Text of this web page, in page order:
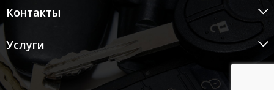
Контакты
Услуги